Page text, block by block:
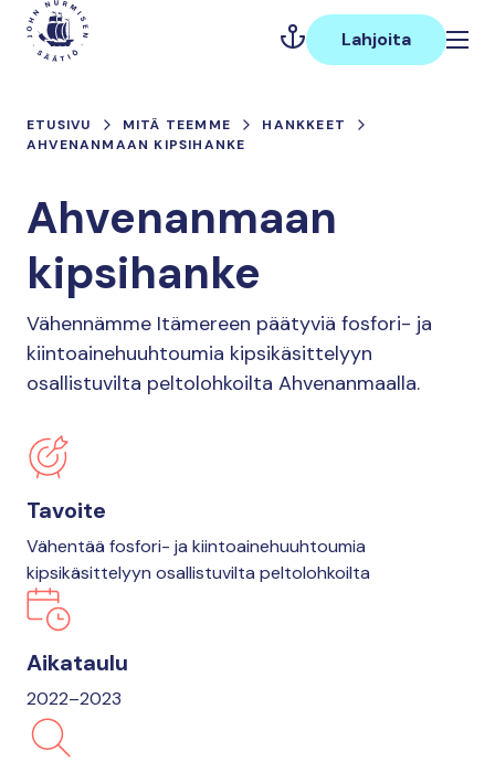
Hyppää
sisältöön
Päävalikko
Lahjoita
ETUSIVU MITÄ TEEMME
HANKKEET
AHVENANMAAN KIPSIHANKE
Ahvenanmaan
kipsihanke
Vähennämme Itämereen päätyviä fosfori- ja
kiintoainehuuhtoumia kipsikäsittelyyn
osallistuvilta peltolohkoilta Ahvenanmaalla.
Tavoite
Vähentää fosfori- ja kiintoainehuuhtoumia
kipsikäsittelyyn osallistuvilta peltolohkoilta
Aikataulu
2022–2023